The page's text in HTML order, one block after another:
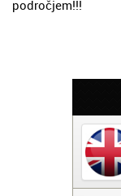
področjem!!!